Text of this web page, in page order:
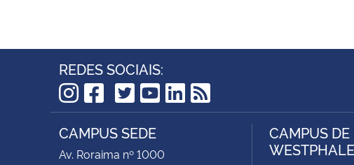
REDES SOCIAIS:
Instagram
Facebook
TikTok
Twitter
YouTube
LinkedIn
RSS
CAMPUS SEDE
Av. Roraima nº 1000
CAMPUS DE